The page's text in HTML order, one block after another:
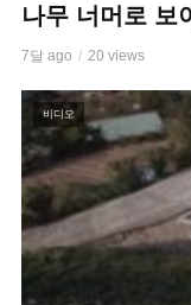
나무 너머로 보
7달 ago 20 views
비디오